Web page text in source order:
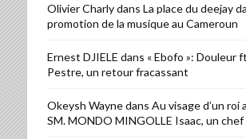
Olivier Charlydans La place du deejay
promotion de la musique au Cameroun
Ernest DJIELE dans « Ebofo »: Douleur
Pestre, un retour fracassant
Okeysh Waynedans Au visage d’un roi
SM. MONDO MINGOLLE Isaac, un chef